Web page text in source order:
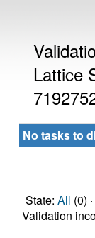
Lattice
No tasks to
State: All (0) ·
Validation